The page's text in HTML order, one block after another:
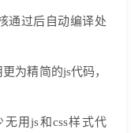
通过后自动编译处
为精简的js代码，
用js和css样式代